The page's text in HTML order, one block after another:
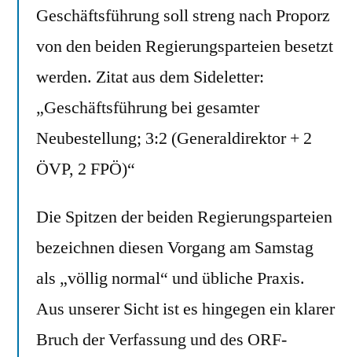
Geschäftsführung soll streng nach Proporz
von den beiden Regierungsparteien besetzt
werden. Zitat aus dem Sideletter:
„Geschäftsführung bei gesamter
Neubestellung; 3:2 (Generaldirektor + 2
ÖVP, 2 FPÖ)“
Die Spitzen der beiden Regierungsparteien
bezeichnen diesen Vorgang am Samstag
als „völlig normal“ und übliche Praxis.
Aus unserer Sicht ist es hingegen ein klarer
Bruch der Verfassung und des ORF-